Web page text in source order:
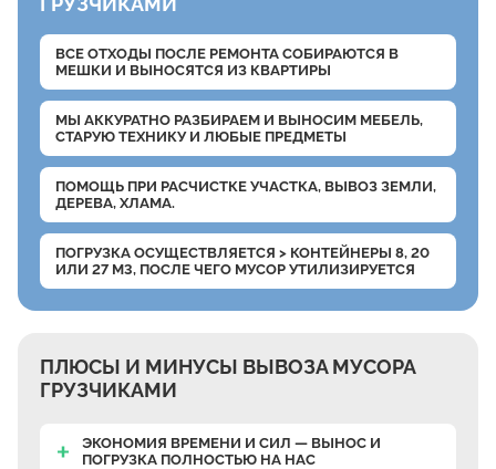
ВСЕ ОТХОДЫ ПОСЛЕ РЕМОНТА СОБИРАЮТСЯ В
МЕШКИ И ВЫНОСЯТСЯ ИЗ КВАРТИРЫ
МЫ АККУРАТНО РАЗБИРАЕМ И ВЫНОСИМ МЕБЕЛЬ,
СТАРУЮ ТЕХНИКУ И ЛЮБЫЕ ПРЕДМЕТЫ
ПОМОЩЬ ПРИ РАСЧИСТКЕ УЧАСТКА, ВЫВОЗ ЗЕМЛИ,
ДЕРЕВА, ХЛАМА.
ПОГРУЗКА ОСУЩЕСТВЛЯЕТСЯ > КОНТЕЙНЕРЫ 8, 20
ИЛИ 27 М3, ПОСЛЕ ЧЕГО МУСОР УТИЛИЗИРУЕТСЯ
ПЛЮСЫ И МИНУСЫ ВЫВОЗА МУСОРА
ГРУЗЧИКАМИ
ЭКОНОМИЯ ВРЕМЕНИ И СИЛ — ВЫНОС И
ПОГРУЗКА ПОЛНОСТЬЮ НА НАС